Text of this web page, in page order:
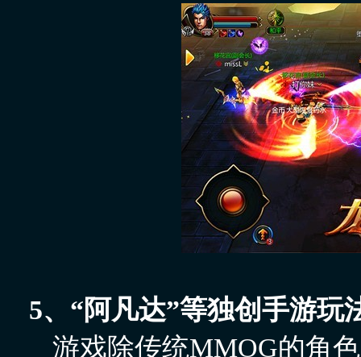
5、“阿凡达”等独创手游玩
游戏除传统MMOG的角